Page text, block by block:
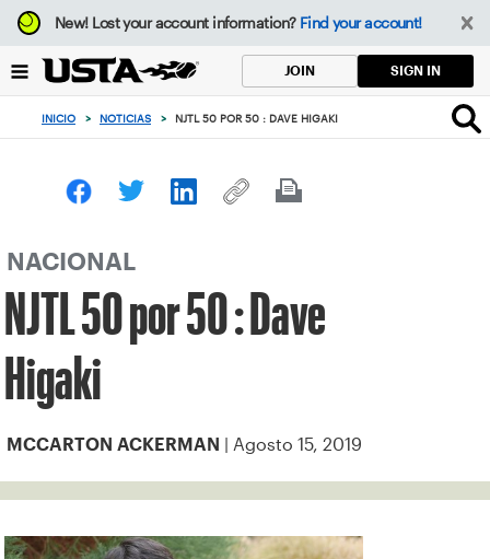
Enfoque
desde
botón
volver
principio
New!Lost your account information? Find your account!
JOIN SIGN IN
INICIO > NOTICIAS > NJTL 50 POR 50 : DAVE HIGAKI
NACIONAL
NJTL 50 por 50 : Dave
Higaki
MCCARTON ACKERMAN | Agosto 15, 2019